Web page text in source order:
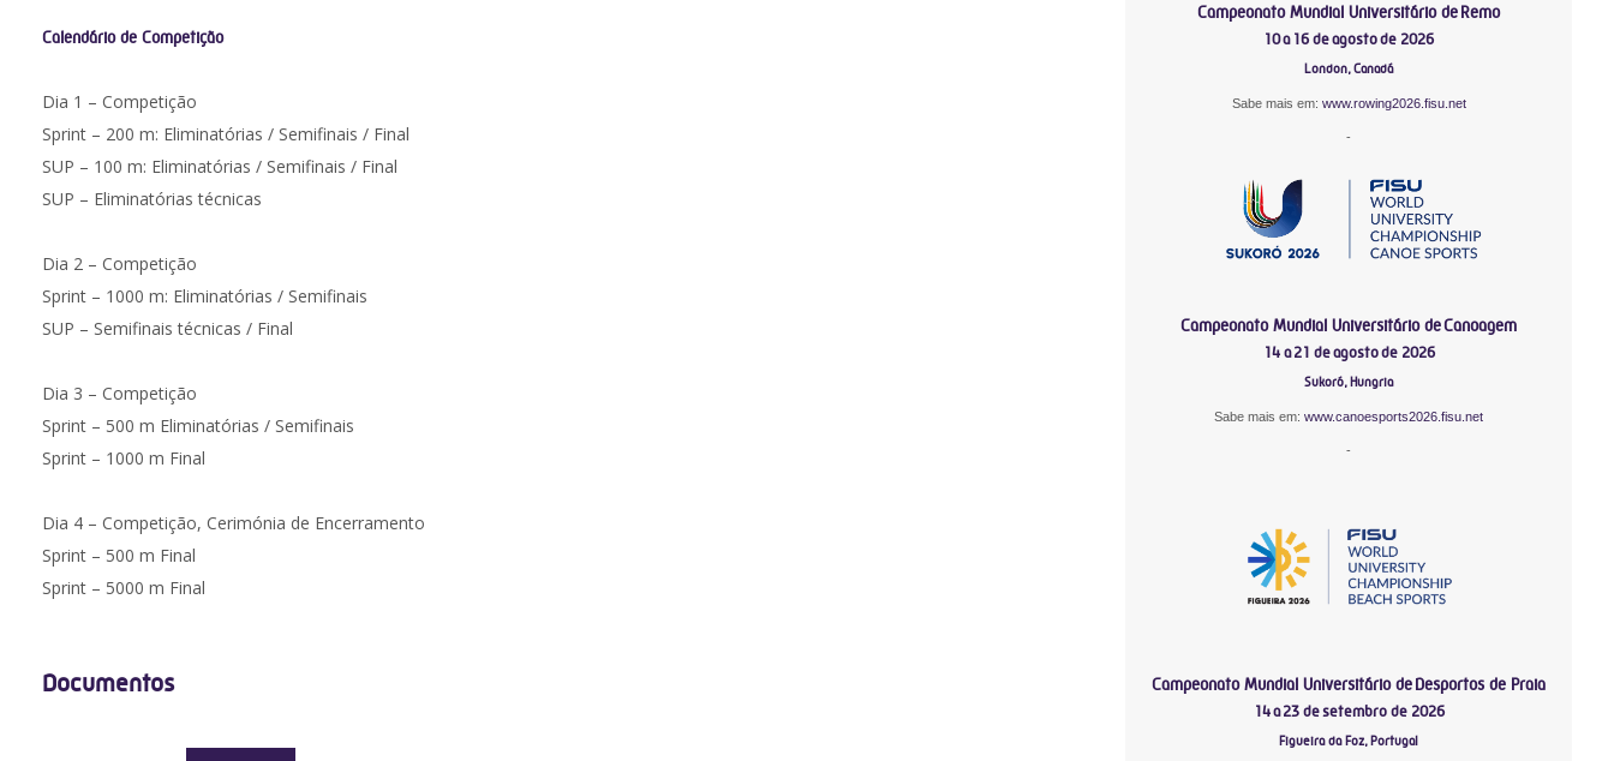
Calendário de Competição
Dia 1 – Competição
Sprint – 200 m: Eliminatórias / Semifinais / Final
SUP – 100 m: Eliminatórias / Semifinais / Final
SUP – Eliminatórias técnicas
Dia 2 – Competição
Sprint – 1000 m: Eliminatórias / Semifinais
SUP – Semifinais técnicas / Final
Dia 3 – Competição
Sprint – 500 m Eliminatórias / Semifinais
Sprint – 1000 m Final
Dia 4 – Competição, Cerimónia de Encerramento
Sprint – 500 m Final
Sprint – 5000 m Final
Documentos
Campeonato Mundial Universitário de Remo
10 a 16 de agosto de 2026
London, Canadá
Sabe mais em: www.rowing2026.fisu.net
-
Campeonato Mundial Universitário de Canoagem
14 a 21 de agosto de 2026
Sukoró, Hungria
Sabe mais em:www.canoesports2026.fisu.net
-
Campeonato Mundial Universitário de Desportos de Praia
14 a 23 de setembro de 2026
Figueira da Foz, Portugal